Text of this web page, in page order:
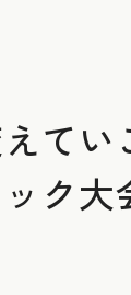
て
ク大